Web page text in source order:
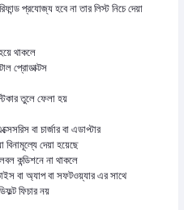
প্রযোজ্য হবে না তার লিস্ট নিচে দেয়া
থাকলে
প্রোডাক্টস
তুলে ফেলা হয়
বা চার্জার বা এডাপ্টার
দেয়া হয়েছে
কন্ডিশনে না থাকলে
বা অ্যাপ বা সফটওয়্যার এর সাথে
ফিচার নয়